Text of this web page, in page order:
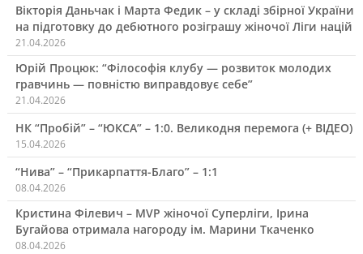
Вікторія Даньчак і Марта Федик – у складі збірної України
на підготовку до дебютного розіграшу жіночої Ліги націй
21.04.2026
Юрій Процюк: “Філософія клубу — розвиток молодих
гравчинь — повністю виправдовує себе”
21.04.2026
НК “Пробій” – “ЮКСА” – 1:0. Великодня перемога (+ ВІДЕО)
15.04.2026
“Нива” – “Прикарпаття-Благо” – 1:1
08.04.2026
Кристина Філевич – MVP жіночої Суперліги, Ірина
Бугайова отримала нагороду ім. Марини Ткаченко
08.04.2026